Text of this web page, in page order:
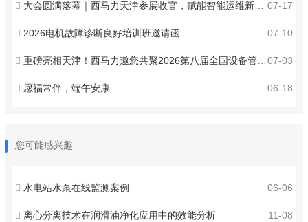
07-17
大会圆满落幕｜西马力天津参展收官，赋能智能运维新发展
07-10
2026电机故障诊断良好培训班邀请函
07-03
重磅亮相天津！西马力邀您共聚2026第八届全国设备管理与技术创新成果交流大会 ！
06-18
愿福常伴，端午安康
您可能感兴趣
06-06
水电站水泵在线监测案例
11-08
离心分离技术在润滑油净化应用中的效能分析